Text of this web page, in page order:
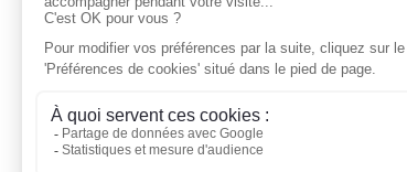
Gare ta Bécane
À propos
Comment ça marche ?
Je suis propriétaire
Blog